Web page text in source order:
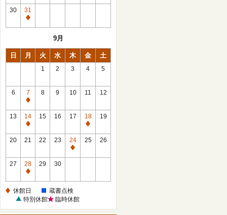
館
日
30
31
休
9月
日 月 火 水 木 金 土
1 2 3 4 5
6
7
休
館
日
8 9 10 11 12
13
14
休
館
15 16 17
18
休
館
19
20 21 22 23
24
休
25 26
27
28
休
日
29 30
休館日
蔵書点検
特別休館
臨時休館